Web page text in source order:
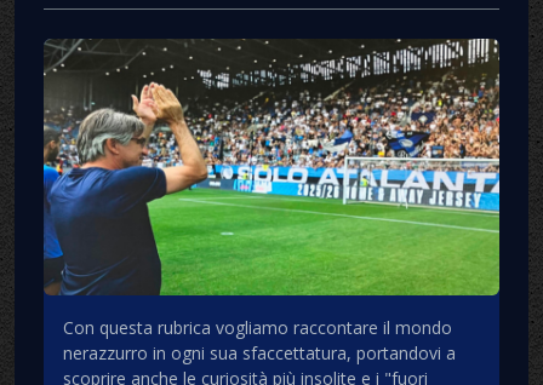
Con questa rubrica vogliamo raccontare il mondo
nerazzurro in ogni sua sfaccettatura, portandovi a
scoprire anche le curiosità più insolite e i "fuori